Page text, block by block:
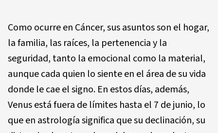
Como ocurre en Cáncer, sus asuntos son el hogar,
la familia, las raíces, la pertenencia y la
seguridad, tanto la emocional como la material,
aunque cada quien lo siente en el área de su vida
donde le cae el signo. En estos días, además,
Venus está fuera de límites hasta el 7 de junio, lo
que en astrología significa que su declinación, su